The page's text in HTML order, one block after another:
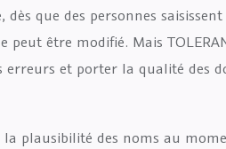
que des personnes
peut être modifié. Mais
erreurs et porter la qualité des
plausibilité des noms au